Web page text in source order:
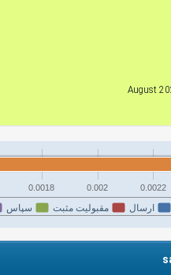
ارسال مقبولیت مثبت سپاس
0.0018 0.002 0.0022